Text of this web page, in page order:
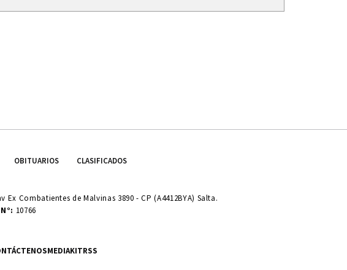
OBITUARIOS CLASIFICADOS
Ex Combatientes de Malvinas 3890 - CP (A4412BYA) Salta.
10766
MEDIAKITRSS